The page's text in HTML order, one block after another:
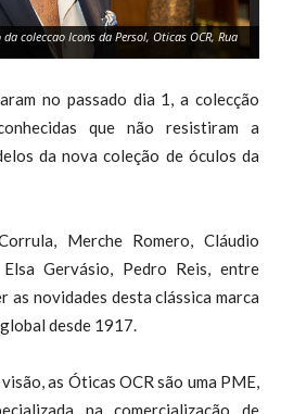
coleccao Icons da Persol, Oticas OCR, Rua
no passado dia 1, a colecção
que não resistiram a
da nova coleção de óculos da
Merche Romero, Cláudio
Gervásio, Pedro Reis, entre
as novidades desta clássica marca
desde 1917.
as Óticas OCR são uma PME,
na comercialização de